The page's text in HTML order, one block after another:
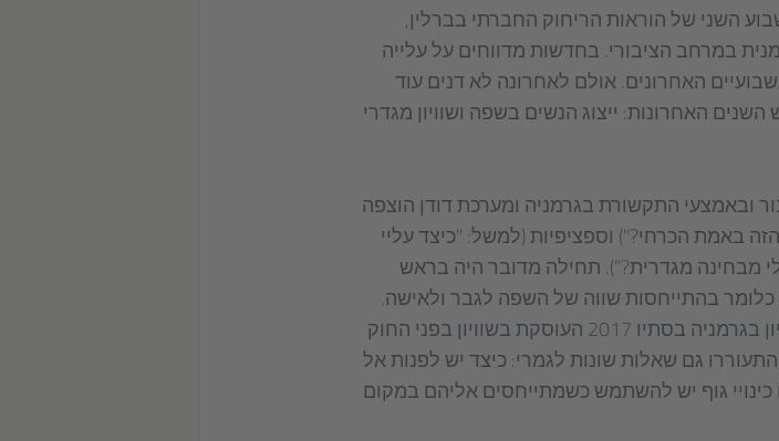
השני של הוראות הריחוק החברתי בברלין,
במרחב הציבורי. בחדשות מדווחים על עלייה
האחרונים. אולם לאחרונה לא דנים עוד
האחרונות: ייצוג הנשים בשפה ושוויון מגדרי
בציבור ובאמצעי התקשורת בגרמניה ומערכת דודן הוצפה
באמת הכרחי?") וספציפיות (למשל: "כיצד עליי
מגדרית?"). תחילה מדובר היה בראש
בהתייחסות שווה של השפה לגבר ולאישה.
לכל המאוחר לאחר פסיקת בית המשפט העליון בגרמניה בסתיו 2017 העוסקת בשוויון בפני החוק
גם שאלות שונות לגמרי: כיצד יש לפנות אל
כינויי גוף יש להשתמש כשמתייחסים אליהם במקום